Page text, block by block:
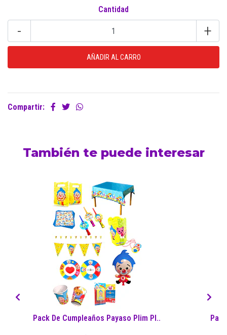
Cantidad
- +
Compartir:
También te puede interesar
Pack De Cumpleaños Payaso Plim Pl..